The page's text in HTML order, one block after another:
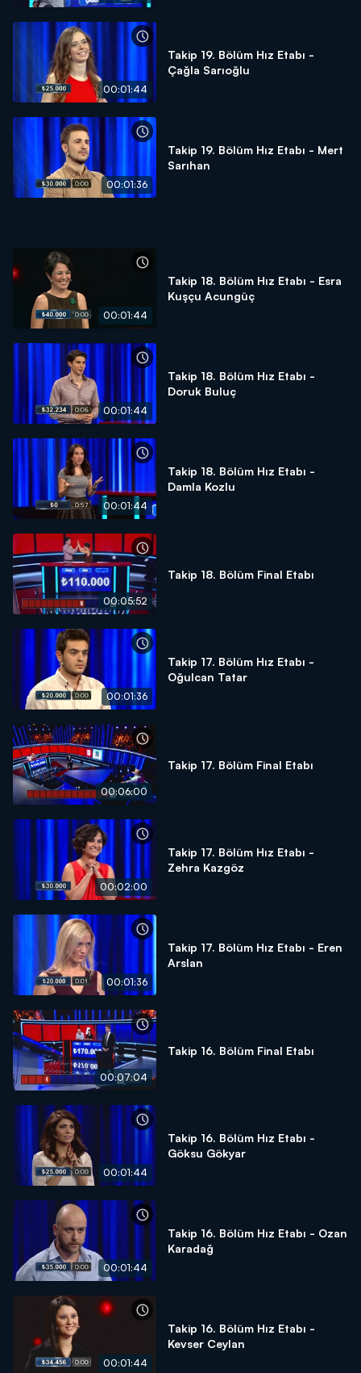
00:01:44
Takip 19. Bölüm Hız Etabı -
Çağla Sarıoğlu
00:01:36
Takip 19. Bölüm Hız Etabı - Mert
Sarıhan
00:01:44
Takip 18. Bölüm Hız Etabı - Esra
Kuşçu Acungüç
00:01:44
Takip 18. Bölüm Hız Etabı -
Doruk Buluç
00:01:44
Takip 18. Bölüm Hız Etabı -
Damla Kozlu
00:05:52
Takip 18. Bölüm Final Etabı
00:01:36
Takip 17. Bölüm Hız Etabı -
Oğulcan Tatar
00:06:00
Takip 17. Bölüm Final Etabı
00:02:00
Takip 17. Bölüm Hız Etabı -
Zehra Kazgöz
00:01:36
Takip 17. Bölüm Hız Etabı - Eren
Arslan
00:07:04
Takip 16. Bölüm Final Etabı
00:01:44
Takip 16. Bölüm Hız Etabı -
Göksu Gökyar
00:01:44
Takip 16. Bölüm Hız Etabı - Ozan
Karadağ
00:01:44
Takip 16. Bölüm Hız Etabı -
Kevser Ceylan